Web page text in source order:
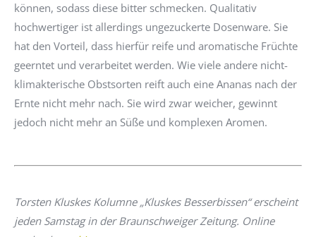
können, sodass diese bitter schmecken. Qualitativ
hochwertiger ist allerdings ungezuckerte Dosenware. Sie
hat den Vorteil, dass hierfür reife und aromatische Früchte
geerntet und verarbeitet werden. Wie viele andere nicht-
klimakterische Obstsorten reift auch eine Ananas nach der
Ernte nicht mehr nach. Sie wird zwar weicher, gewinnt
jedoch nicht mehr an Süße und komplexen Aromen.
Torsten Kluskes Kolumne „Kluskes Besserbissen“ erscheint
jeden Samstag in der Braunschweiger Zeitung. Online